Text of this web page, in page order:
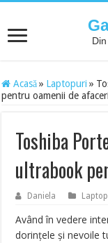
Acasă » Laptopuri »
pentru oamenii de afaceri
Toshiba
ultrabook
Daniela
Având în vedere
dorinţele şi nevoile